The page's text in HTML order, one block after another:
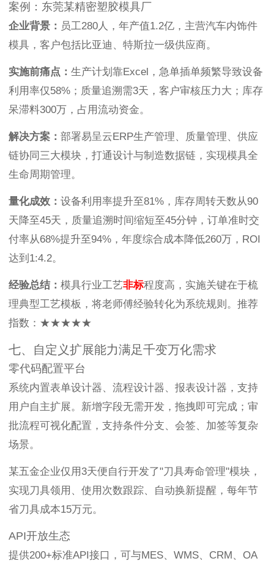
案例：东莞某精密塑胶模具厂
企业背景： 员工280人，年产值1.2亿，主营汽车内饰件
模具，客户包括比亚迪、特斯拉一级供应商。
实施前痛点： 生产计划靠Excel，急单插单频繁导致设备
利用率仅58%；质量追溯需3天，客户审核压力大；库存
呆滞料300万，占用流动资金。
解决方案： 部署易呈云ERP生产管理、质量管理、供应
链协同三大模块，打通设计与制造数据链，实现模具全
生命周期管理。
量化成效： 设备利用率提升至81%，库存周转天数从90
天降至45天，质量追溯时间缩短至45分钟，订单准时交
付率从68%提升至94%，年度综合成本降低260万，ROI
达到1:4.2。
经验总结： 模具行业工艺非标程度高，实施关键在于梳
理典型工艺模板，将老师傅经验转化为系统规则。推荐
指数：★★★★★
七、自定义扩展能力满足千变万化需求
零代码配置平台
系统内置表单设计器、流程设计器、报表设计器，支持
用户自主扩展。新增字段无需开发，拖拽即可完成；审
批流程可视化配置，支持条件分支、会签、加签等复杂
场景。
某五金企业仅用3天便自行开发了"刀具寿命管理"模块，
实现刀具领用、使用次数跟踪、自动换新提醒，每年节
省刀具成本15万元。
API开放生态
提供200+标准API接口，可与MES、WMS、CRM、OA